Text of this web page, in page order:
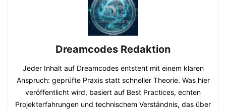
Dreamcodes Redaktion
Jeder Inhalt auf Dreamcodes entsteht mit einem klaren
Anspruch: geprüfte Praxis statt schneller Theorie. Was hier
veröffentlicht wird, basiert auf Best Practices, echten
Projekterfahrungen und technischem Verständnis, das über